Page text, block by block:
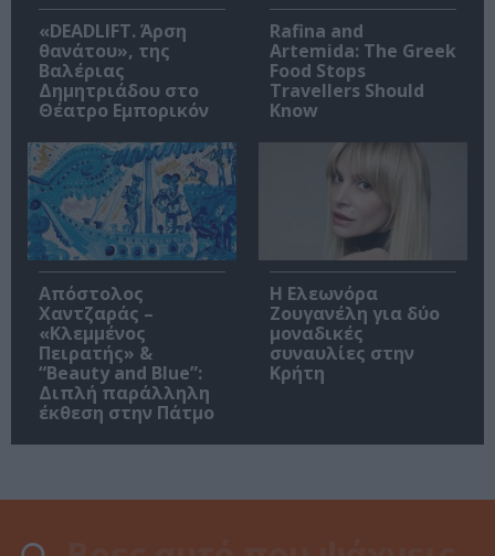
«DEADLIFT. Άρση
θανάτου», της
Βαλέριας
Δημητριάδου στο
Θέατρο Εμπορικόν
Rafina and
Artemida: The Greek
Food Stops
Travellers Should
Know
Απόστολος
Χαντζαράς –
«Κλεμμένος
Πειρατής» &
“Beauty and Blue”:
Διπλή παράλληλη
έκθεση στην Πάτμο
Η Ελεωνόρα
Ζουγανέλη για δύο
μοναδικές
συναυλίες στην
Κρήτη